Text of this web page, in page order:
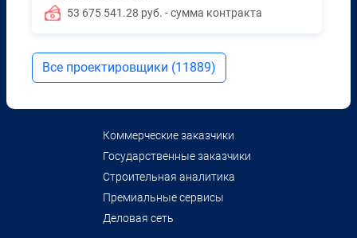
53 675 541.28 руб. - сумма контракта
Все проектировщики (11889)
Коммерческие заказчики
Государственные заказчики
Строительная аналитика
Премиальные сервисы
Деловая сеть